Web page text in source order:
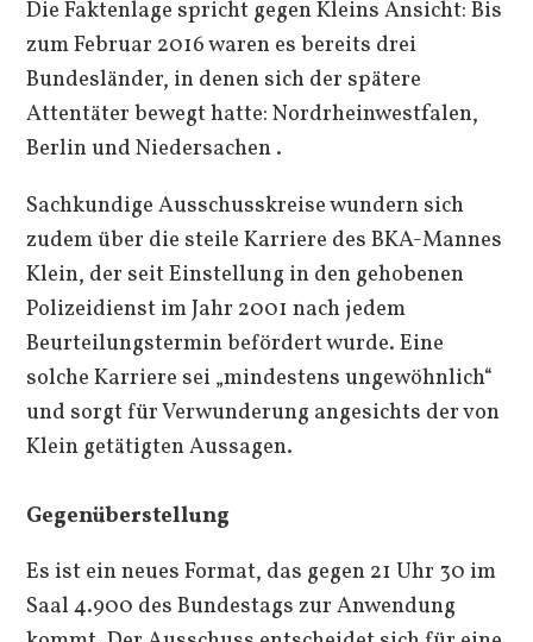
Die Faktenlage spricht gegen Kleins Ansicht: Bis
zum Februar 2016 waren es bereits drei
Bundesländer, in denen sich der spätere
Attentäter bewegt hatte: Nordrheinwestfalen,
Berlin und Niedersachen .
Sachkundige Ausschusskreise wundern sich
zudem über die steile Karriere des BKA-Mannes
Klein, der seit Einstellung in den gehobenen
Polizeidienst im Jahr 2001 nach jedem
Beurteilungstermin befördert wurde. Eine
solche Karriere sei „mindestens ungewöhnlich“
und sorgt für Verwunderung angesichts der von
Klein getätigten Aussagen.
Gegenüberstellung
Es ist ein neues Format, das gegen 21 Uhr 30 im
Saal 4.900 des Bundestags zur Anwendung